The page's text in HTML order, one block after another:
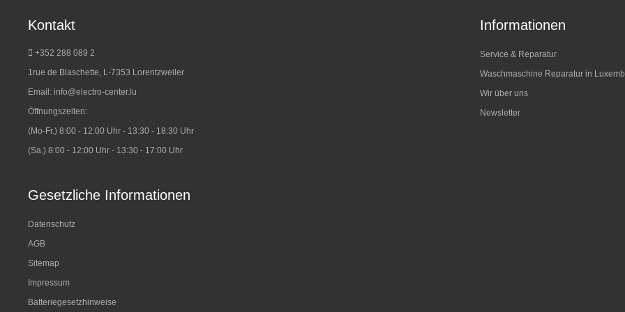
Kontakt
+352 288 089 2
1rue de Blaschette, L-7353 Lorentzweiler
Email: info@electro-center.lu
Öffnungszeiten:
(Mo-Fr.) 8:00 - 12:00 Uhr - 13:30 - 18:30 Uhr
(Sa.) 8:00 - 12:00 Uhr - 13:30 - 17:00 Uhr
Informationen
Service & Reparatur
Waschmaschine Reparatur in
Wir über uns
Newsletter
Gesetzliche Informationen
Datenschutz
AGB
Sitemap
Impressum
Batteriegesetzhinweise